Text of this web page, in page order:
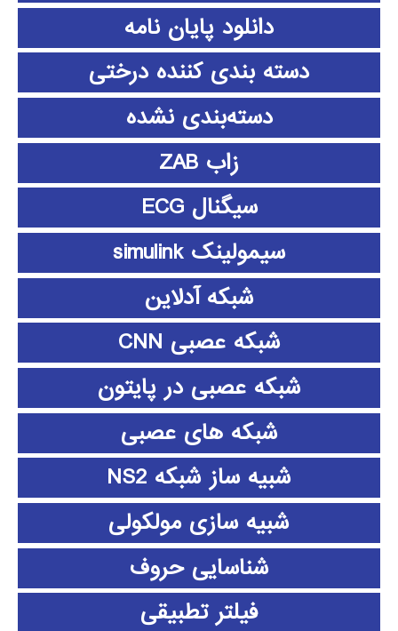
دانلود پايان نامه
دسته بندی کننده درختی
دسته‌بندی نشده
زاب ZAB
سیگنال ECG
سیمولینک simulink
شبکه آدلاین
شبکه عصبی CNN
شبکه عصبی در پایتون
شبکه های عصبی
شبیه ساز شبکه NS2
شبیه سازی مولکولی
شناسایی حروف
فیلتر تطبیقی